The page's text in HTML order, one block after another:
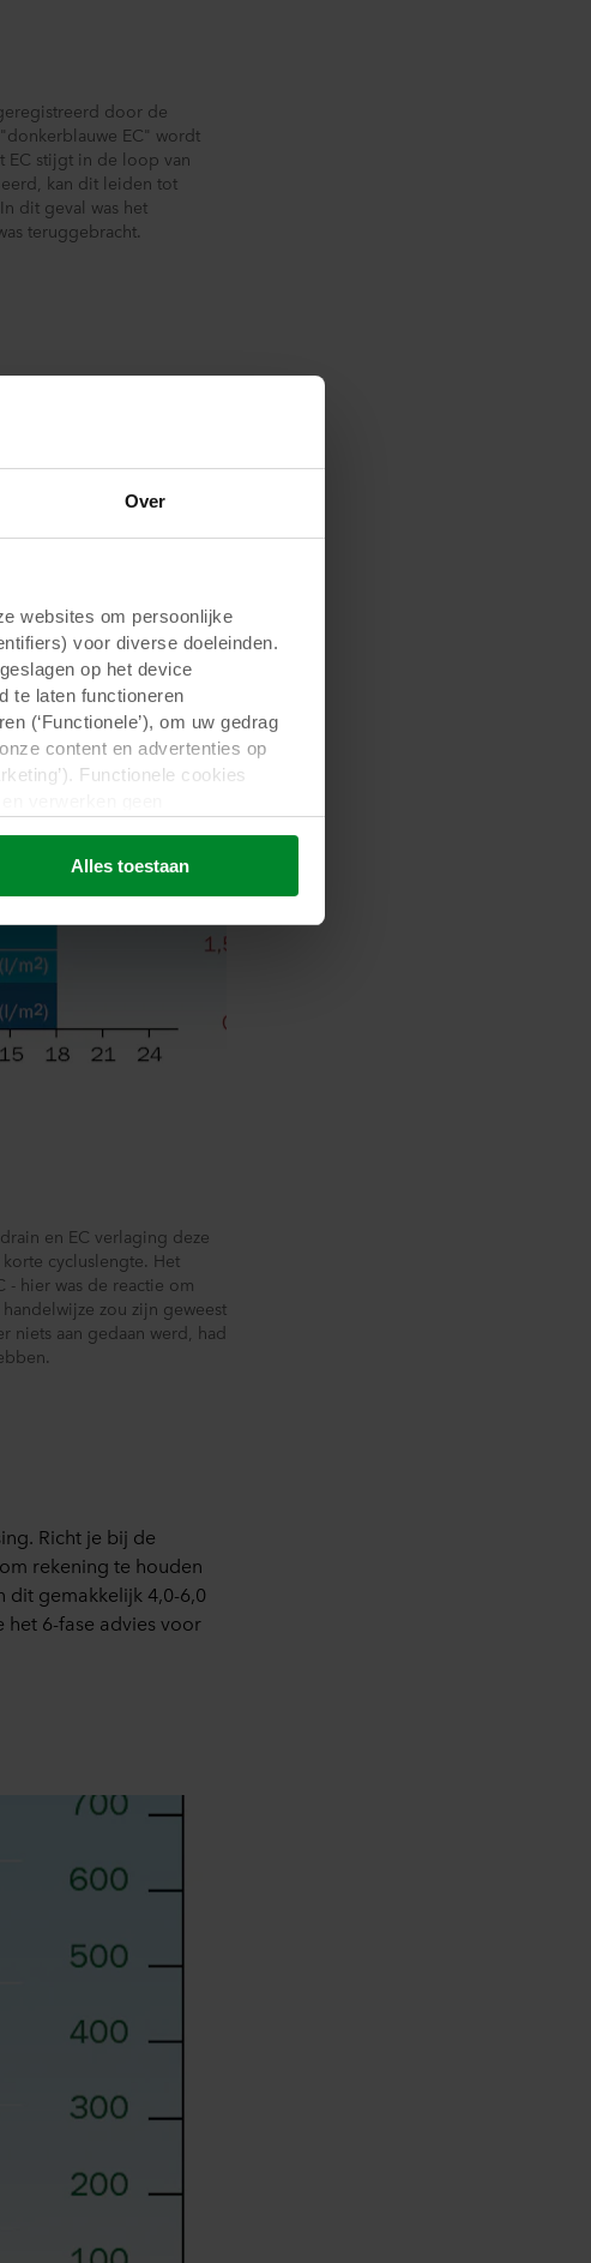
Over
websites om persoonlijke
voor diverse doeleinden.
op het device
te laten functioneren
(‘Functionele’), om uw gedrag
content en advertenties op
Functionele cookies
media-, advertentie- en
gevestigd zijn in onveilige
dat deze gegevensoverdracht
informatie, wie elke
cookie op uw apparatuur wordt
u dat aangeven in de
de website te klikken.
van persoonsgegevens
is
Alles toestaan
door de
EC" wordt
EC stijgt in de loop van
kan dit leiden tot
dit geval was het
teruggebracht.
van de mat kan
en EC verlaging deze
cycluslengte. Het
- hier was de reactie om
zou zijn geweest
niets aan gedaan werd, had
Richt je bij de
rekening te houden
gemakkelijk 4,0-6,0
6-fase advies voor